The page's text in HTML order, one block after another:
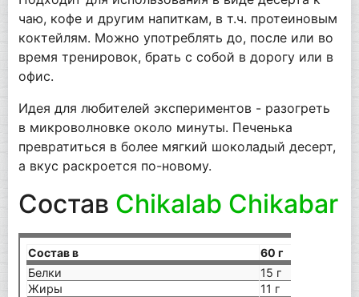
чаю, кофе и другим напиткам, в т.ч. протеиновым
коктейлям. Можно употреблять до, после или во
время тренировок, брать с собой в дорогу или в
офис.
Идея для любителей экспериментов - разогреть
в микроволновке около минуты. Печенька
превратиться в более мягкий шоколадый десерт,
а вкус раскроется по-новому.
Состав Chikalab Chikabar
Состав в
60 г
Белки
15 г
Жиры
11 г